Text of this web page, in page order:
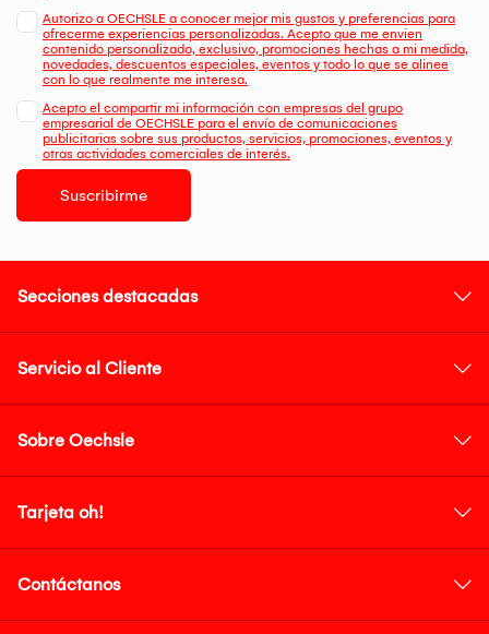
Autorizo a OECHSLE a conocer mejor mis gustos y preferencias para
ofrecerme experiencias personalizadas. Acepto que me envien
contenido personalizado, exclusivo, promociones hechas a mi medida,
novedades, descuentos especiales, eventos y todo lo que se alinee
con lo que realmente me interesa.
Acepto el compartir mi información con empresas del grupo
empresarial de OECHSLE para el envío de comunicaciones
publicitarias sobre sus productos, servicios, promociones, eventos y
otras actividades comerciales de interés.
Suscribirme
Secciones destacadas
Servicio al Cliente
Sobre Oechsle
Tarjeta oh!
Contáctanos